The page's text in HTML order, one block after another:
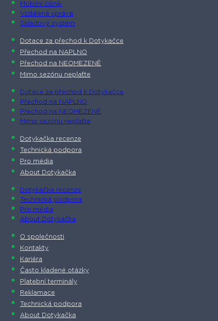
Mobilní číšník
Vzdálená správa
Skladový systém
Dotace za přechod k Dotykačce
Přechod na NAPLNO
Přechod na NEOMEZENĚ
Mimo sezónu neplaťte
Dotace za přechod k Dotykačce
Přechod na NAPLNO
Přechod na NEOMEZENĚ
Mimo sezónu neplaťte
Dotykačka recenze
Technická podpora
Pro média
About Dotykačka
Dotykačka recenze
Technická podpora
Pro média
About Dotykačka
O společnosti
Kontakty
Kariéra
Často kladené otázky
Platební terminály
Reklamace
Technická podpora
About Dotykačka